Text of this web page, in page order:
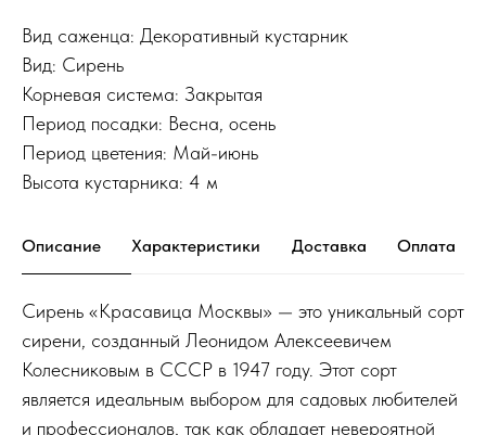
Вид саженца: Декоративный кустарник
Вид: Сирень
Корневая система: Закрытая
Период посадки: Весна, осень
Период цветения: Май-июнь
Высота кустарника: 4 м
Описание Характеристики Доставка Оплата
Сирень «Красавица Москвы» — это уникальный сорт
сирени, созданный Леонидом Алексеевичем
Колесниковым в СССР в 1947 году. Этот сорт
является идеальным выбором для садовых любителей
и профессионалов, так как обладает невероятной